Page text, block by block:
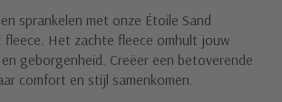
sprankelen met onze Étoile Sand
fleece. Het zachte fleece omhult jouw
geborgenheid. Creëer een betoverende
comfort en stijl samenkomen.